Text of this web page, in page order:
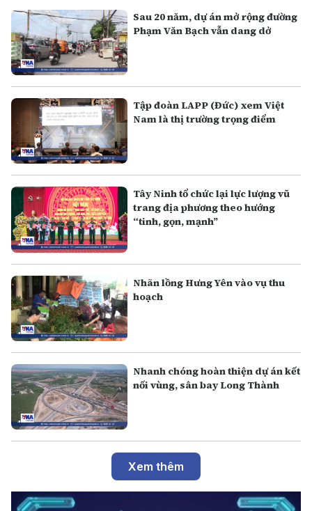
Sau 20 năm, dự án mở rộng đường
Phạm Văn Bạch vẫn dang dở
Tập đoàn LAPP (Đức) xem Việt
Nam là thị trường trọng điểm
Tây Ninh tổ chức lại lực lượng vũ
trang địa phương theo hướng
“tinh, gọn, mạnh”
Nhãn lồng Hưng Yên vào vụ thu
hoạch
Nhanh chóng hoàn thiện dự án kết
nối vùng, sân bay Long Thành
Xem thêm